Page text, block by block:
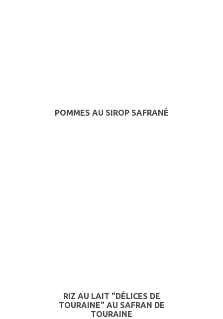
POMMES AU SIROP SAFRANÉ
RIZ AU LAIT "DÉLICES DE
TOURAINE" AU SAFRAN DE
TOURAINE